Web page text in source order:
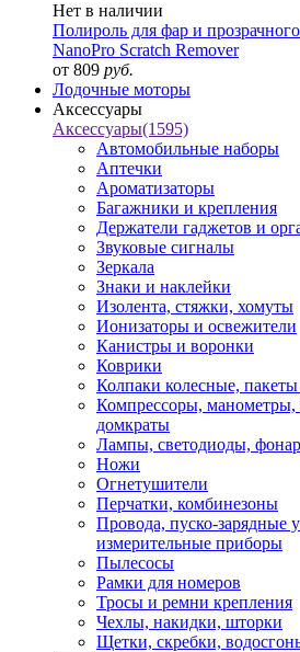
Нет в наличии
Полироль для фар и
NanoPro Scratch Remover
от 809 руб.
Лодочные моторы
Аксессуары
Аксессуары(1595)
Автомобильные наборы
Аптечки
Ароматизаторы
Багажники и крепления
Держатели гаджетов и
Звуковые сигналы
Зеркала
Знаки и наклейки
Изолента, стяжки, хомуты
Ионизаторы и освежители
Канистры и воронки
Коврики
Колпаки колесные, пакеты
Компрессоры, манометры,
домкраты
Лампы, светодиоды,
Ножи
Огнетушители
Перчатки, комбинезоны
Провода, пуско-зарядные
измерительные приборы
Пылесосы
Рамки для номеров
Тросы и ремни крепления
Чехлы, накидки, шторки
Щетки, скребки,